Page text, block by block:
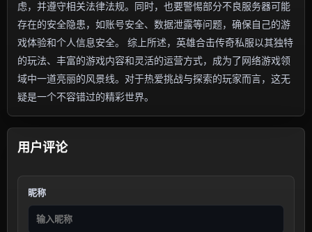
虑，并遵守相关法律法规。同时，也要警惕部分不良服务器可能
存在的安全隐患，如账号安全、数据泄露等问题，确保自己的游
戏体验和个人信息安全。 综上所述，英雄合击传奇私服以其独特
的玩法、丰富的游戏内容和灵活的运营方式，成为了网络游戏领
域中一道亮丽的风景线。对于热爱挑战与探索的玩家而言，这无
疑是一个不容错过的精彩世界。
用户评论
昵称